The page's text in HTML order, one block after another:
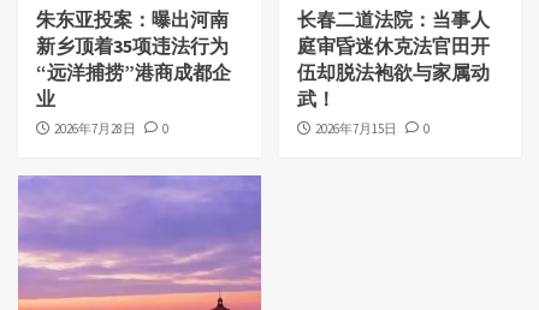
朱东亚投案：曝出河南
新乡顶着35项违法行为
“远洋捕捞”港商成都企
业
2026年7月28日 0
长春二道法院：当事人
庭审昏迷休克法官田开
伍却脱法袍欲与家属动
武！
2026年7月15日 0